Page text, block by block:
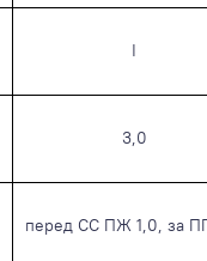
I
3,0
перед CC ПЖ 1,0, за